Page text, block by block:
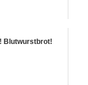
Blutwurstbrot!